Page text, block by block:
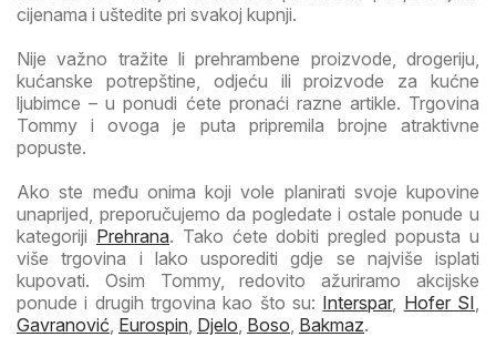
cijenama i uštedite pri svakoj kupnji.
Nije važno tražite li prehrambene proizvode, drogeriju,
kućanske potrepštine, odjeću ili proizvode za kućne
ljubimce – u ponudi ćete pronaći razne artikle. Trgovina
Tommy i ovoga je puta pripremila brojne atraktivne
popuste.
Ako ste među onima koji vole planirati svoje kupovine
unaprijed, preporučujemo da pogledate i ostale ponude u
kategoriji Prehrana. Tako ćete dobiti pregled popusta u
više trgovina i lako usporediti gdje se najviše isplati
kupovati. Osim Tommy, redovito ažuriramo akcijske
ponude i drugih trgovina kao što su: Interspar, Hofer SI
Gavranović Eurospin Djelo Boso Bakmaz.